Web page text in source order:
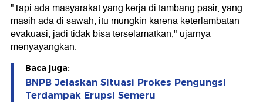
"Tapi ada masyarakat yang kerja di tambang pasir, yang
masih ada di sawah, itu mungkin karena keterlambatan
evakuasi, jadi tidak bisa terselamatkan," ujarnya
menyayangkan.
Baca juga:
BNPB Jelaskan Situasi Prokes Pengungsi
Terdampak Erupsi Semeru